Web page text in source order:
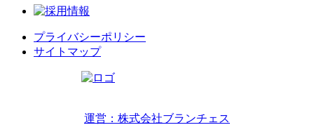
プライバシーポリシー
サイトマップ
運営：株式会社ブランチェス